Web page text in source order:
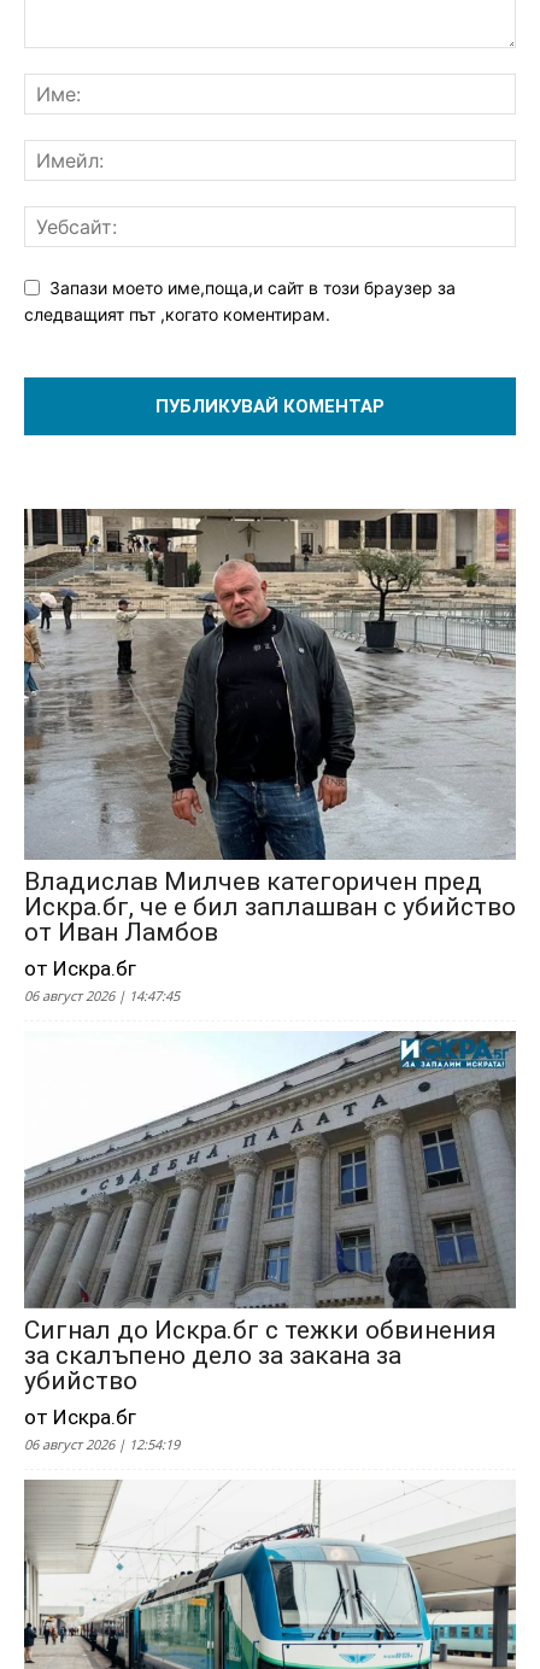
Запази моето име,поща,и сайт в този браузер за
следващият път ,когато коментирам.
Владислав Милчев категоричен пред
Искра.бг, че е бил заплашван с убийство
от Иван Ламбов
от Искра.бг
06 август 2026 | 14:47:45
Сигнал до Искра.бг с тежки обвинения
за скалъпено дело за закана за
убийство
от Искра.бг
06 август 2026 | 12:54:19